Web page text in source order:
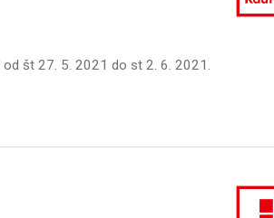
od št 27. 5. 2021 do st 2. 6. 2021 .